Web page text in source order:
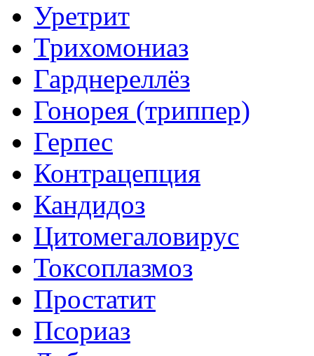
Уретрит
Трихомониаз
Гарднереллёз
Гонорея (триппер)
Герпес
Контрацепция
Кандидоз
Цитомегаловирус
Токсоплазмоз
Простатит
Псориаз